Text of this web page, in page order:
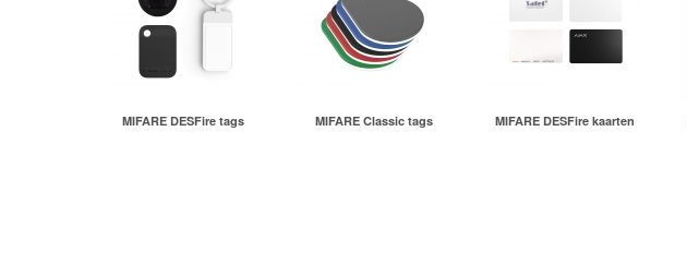
MIFARE DESFire tags MIFARE Classic tags MIFARE DESFire kaarten